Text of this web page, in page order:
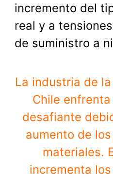
incremento del
real y a
de suministro a
La industria de
Chile
desafiante
aumento de
materiales.
incrementa